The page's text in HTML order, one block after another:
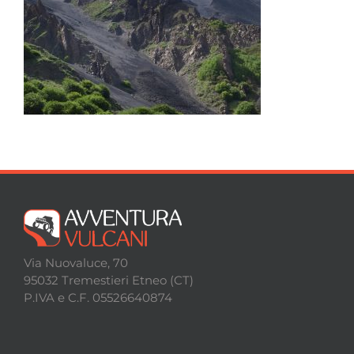
Viaggi
Escursioni
Contatti
Via Nuovaluce, 70
95032 Tremestieri Etneo (CT)
P.IVA e C.F. 05526640874